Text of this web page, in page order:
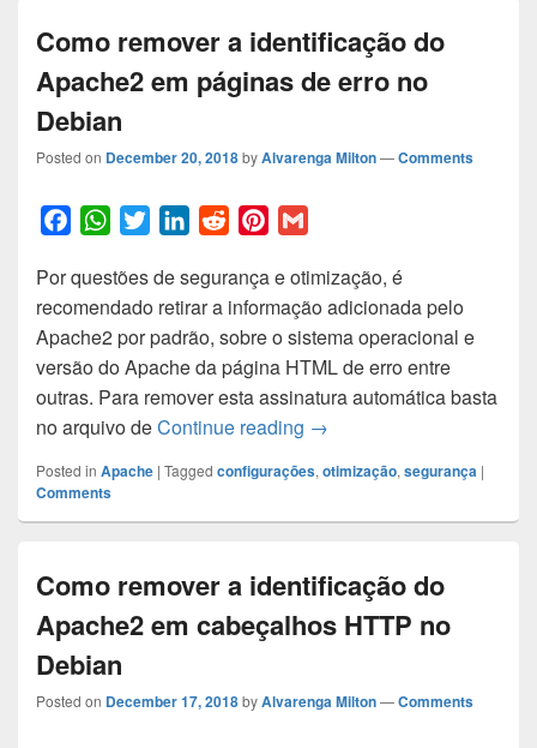
Como remover a identificação do
Apache2 em páginas de erro no
Debian
Posted on December 20, 2018byAlvarenga Milton—Comments
c
e
b
o
o
k
W
a
t
s
A
p
p
i
t
t
e
r
n
k
e
d
I
n
R
d
d
i
t
n
t
e
r
e
s
a
i
l
Por questões de segurança e otimização, é
recomendado retirar a informação adicionada pelo
Apache2 por padrão, sobre o sistema operacional e
versão do Apache da página HTML de erro entre
outras. Para remover esta assinatura automática basta
no arquivo deContinue reading Como remover a
→
Posted in Apache | Tagged configurações, otimização, segurança |
Comments
Como remover a identificação do
Apache2 em cabeçalhos HTTP no
Debian
Posted on December 17, 2018byAlvarenga Milton—Comments